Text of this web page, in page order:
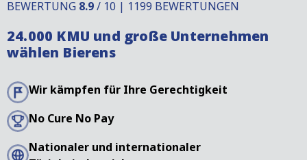
Rechnung gestellt. Mit diesen Kosten decken wir
den Verwaltungsaufwand, den Bericht und die
Ermittlungen ab. Ihr Schuldner wird von einem
telefonisch kontaktiert.
BEWERTUNG 8.9/ 10 | 1199 BEWERTUNGEN
24.000 KMU und große Unternehmen
wählen Bierens
Wir kämpfen für Ihre Gerechtigkeit
No Cure No Pay
Nationaler und internationaler